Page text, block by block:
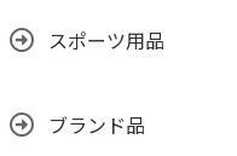
スポーツ用品
ブランド品